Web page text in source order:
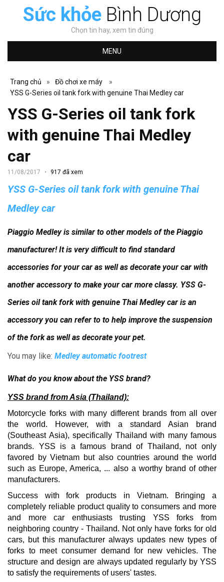
Sức khỏeBình Dương
Chọn tin hay, xem tin đúng
MENU
Trang chủ » Đồ chơi xe máy
»
YSS G-Series oil tank fork with genuine Thai Medley car
YSS G-Series oil tank fork
with genuine Thai Medley
car
11/08/2017 917 đã xem
YSS G-Series oil tank fork with genuine Thai
Medley car
Piaggio Medley is similar to other models of the Piaggio
manufacturer!It is very difficult to find standard
accessories for your car as well as decorate your car with
another accessory to make your car more classy. YSS G-
Series oil tank fork with genuine Thai Medley car is an
accessory you can refer to to help improve the suspension
of the fork as well as decorate your pet.
You may like: Medley automatic footrest
What do you know about the YSS brand?
YSS brand from Asia (Thailand):
Motorcycle forks with many different brands from all over
the world.
However, with a standard Asian brand
(Southeast Asia), specifically Thailand with many famous
brands. YSS is a famous brand of Thailand, not only
favored by Vietnam but also countries around the world
such as Europe, America, ... also a worthy brand of other
manufacturers.
Success with fork products in Vietnam.
Bringing a
completely reliable product quality to consumers and more
and more car enthusiasts trusting YSS forks from
neighboring country - Thailand. Not only have forks for old
cars, but this manufacturer always updates new types of
forks to meet consumer demand for new vehicles. The
structure and design are always updated regularly by YSS
to satisfy the requirements of users' tastes.